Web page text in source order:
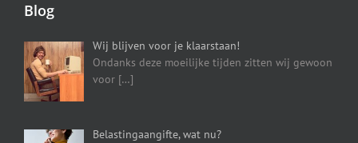
Blog
Wij blijven voor je klaarstaan!
Ondanks deze moeilijke tijden zitten wij gewoon
voor […]
Belastingaangifte, wat nu?